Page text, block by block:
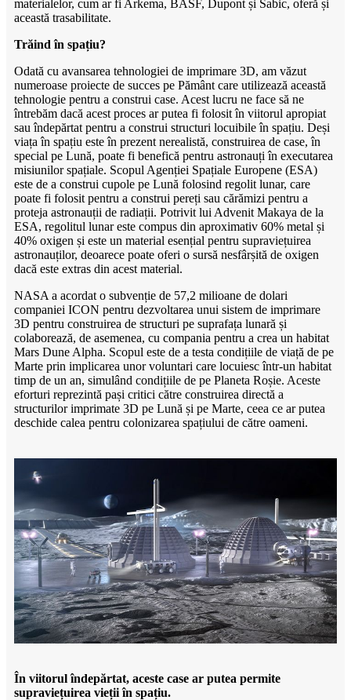
materialelor, cum ar fi Arkema, BASF, Dupont și Sabic, oferă și
această trasabilitate.
Trăind în spațiu?
Odată cu avansarea tehnologiei de imprimare 3D, am văzut
numeroase proiecte de succes pe Pământ care utilizează această
tehnologie pentru a construi case. Acest lucru ne face să ne
întrebăm dacă acest proces ar putea fi folosit în viitorul apropiat
sau îndepărtat pentru a construi structuri locuibile în spațiu. Deși
viața în spațiu este în prezent nerealistă, construirea de case, în
special pe Lună, poate fi benefică pentru astronauți în executarea
misiunilor spațiale. Scopul Agenției Spațiale Europene (ESA)
este de a construi cupole pe Lună folosind regolit lunar, care
poate fi folosit pentru a construi pereți sau cărămizi pentru a
proteja astronauții de radiații. Potrivit lui Advenit Makaya de la
ESA, regolitul lunar este compus din aproximativ 60% metal și
40% oxigen și este un material esențial pentru supraviețuirea
astronauților, deoarece poate oferi o sursă nesfârșită de oxigen
dacă este extras din acest material.
NASA a acordat o subvenție de 57,2 milioane de dolari
companiei ICON pentru dezvoltarea unui sistem de imprimare
3D pentru construirea de structuri pe suprafața lunară și
colaborează, de asemenea, cu compania pentru a crea un habitat
Mars Dune Alpha. Scopul este de a testa condițiile de viață de pe
Marte prin implicarea unor voluntari care locuiesc într-un habitat
timp de un an, simulând condițiile de pe Planeta Roșie. Aceste
eforturi reprezintă pași critici către construirea directă a
structurilor imprimate 3D pe Lună și pe Marte, ceea ce ar putea
deschide calea pentru colonizarea spațiului de către oameni.
În viitorul îndepărtat, aceste case ar putea permite
supraviețuirea vieții în spațiu.